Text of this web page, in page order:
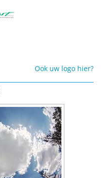
Ook uw logo hier?